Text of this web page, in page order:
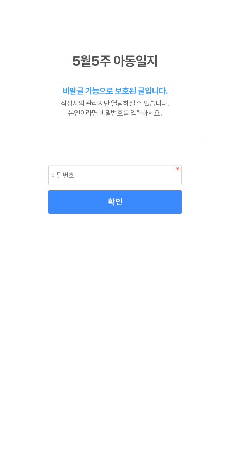
5월5주 아동일지
비밀글 기능으로 보호된 글입니다.
작성자와 관리자만 열람하실 수 있습니다.
본인이라면 비밀번호를 입력하세요.